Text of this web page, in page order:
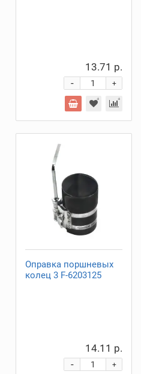
13.71 р.
+
-
Оправка поршневых
колец 3 F-6203125
14.11 р.
+
-